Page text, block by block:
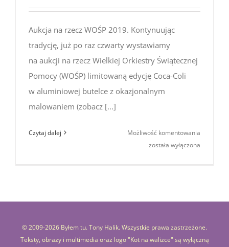
Aukcja na rzecz WOŚP 2019. Kontynuując
tradycję, już po raz czwarty wystawiamy
na aukcji na rzecz Wielkiej Orkiestry Świątecznej
Pomocy (WOŚP) limitowaną edycję Coca-Coli
w aluminiowej butelce z okazjonalnym
malowaniem (zobacz [...]
Czytaj dalej Możliwość komentowania
z Japonii)
została wyłączona
© 2009-2026 Byłem tu. Tony Halik. Wszystkie prawa zastrzeżone.
Teksty, obrazy i multimedia oraz logo "Kot na walizce" są wyłączną